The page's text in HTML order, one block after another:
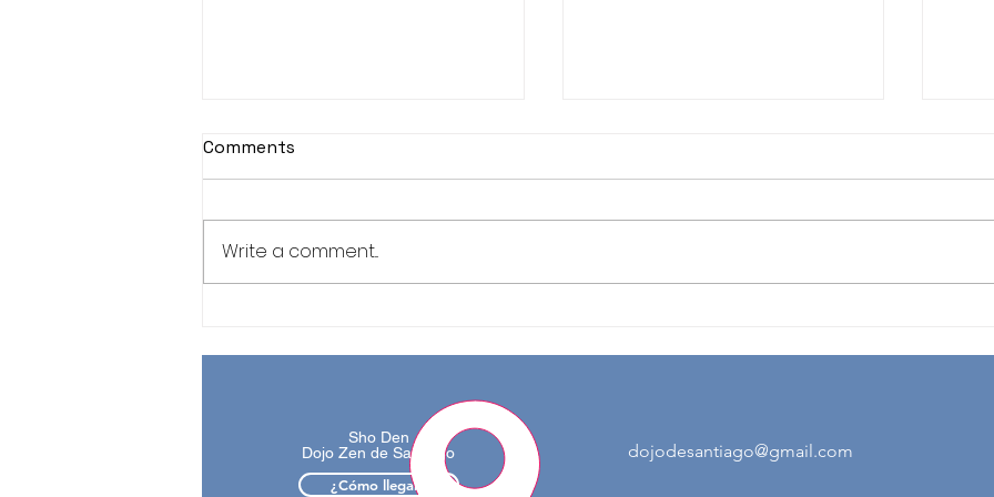
Comments
Write a comment...
Sho Den
Dojo Zen de Santiago
¿Cómo llegar?
dojodesantiago@gmail.com